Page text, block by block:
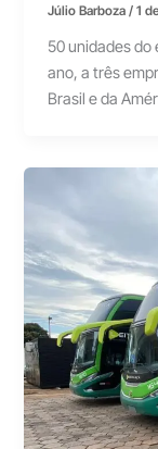
Júlio Barboza/1
50 unidades do
ano, a três
Brasil e da